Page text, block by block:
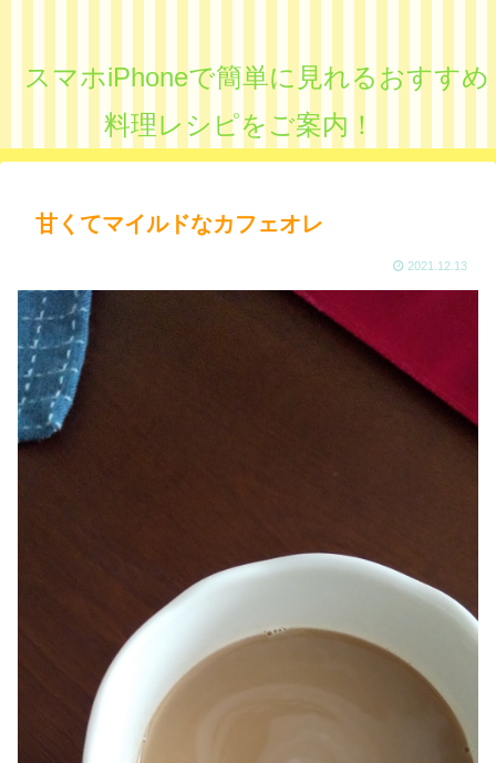
スマホiPhoneで簡単に見れるおすすめ
料理レシピをご案内！
甘くてマイルドなカフェオレ
2021.12.13